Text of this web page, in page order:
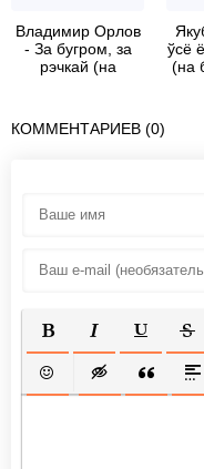
Владимир Орлов
- За бугром, за
рэчкай (на
ўсё
(на
КОММЕНТАРИЕВ (0)
ПОЛУЖИРНЫЙ
КУРСИВ
ВСТАВИТЬ СМАЙЛИК
ВСТАВКА